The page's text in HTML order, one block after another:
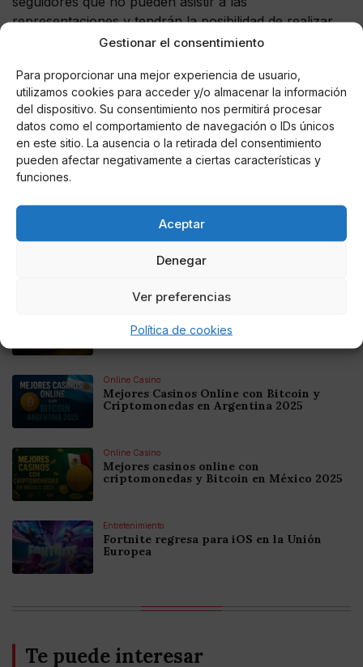
Gestionar el consentimiento
Para proporcionar una mejor experiencia de usuario,
utilizamos cookies para acceder y/o almacenar la información
del dispositivo. Su consentimiento nos permitirá procesar
datos como el comportamiento de navegación o IDs únicos
en este sitio. La ausencia o la retirada del consentimiento
pueden afectar negativamente a ciertas características y
funciones.
Aceptar
Denegar
Ver preferencias
Política de cookies
representaciones y tendrán la posibilidad de realizar
preguntas a los magos. Otras actividades serán la
encontronazos mágicos, las clases de magia, o el
carterismo en la calle.
Iván Leal Ramos
Online Casino
Colombia 2025: Bitcoin Casinos
Online Casino
Mejores Casinos Online con Bitcoin y
Criptomonedas en Argentina 2025
Online Casino
Mejores casinos online con
criptomonedas y Bitcoin en México 2025
Entretenimiento
Fortnite regresa para iOS en la Unión
Europea
Te puede interesar